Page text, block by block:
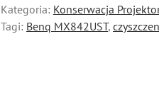
Kategoria: Konserwacja
Tagi: Benq MX842UST,